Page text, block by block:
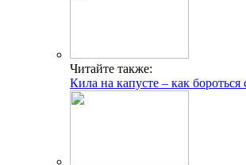
Читайте также:
Кила на капусте – как бороться